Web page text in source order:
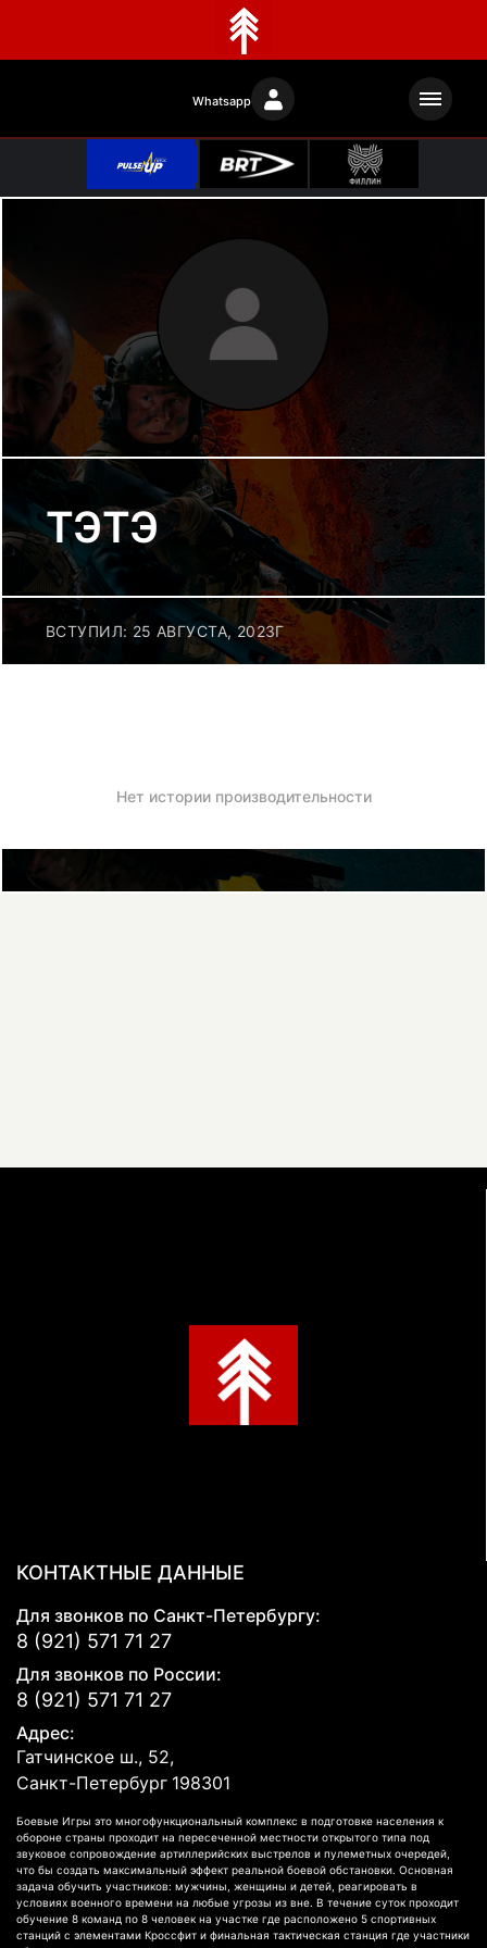
Whatsapp
ТЭТЭ
ВСТУПИЛ: 25 АВГУСТА, 2023Г
Нет истории производительности
КОНТАКТНЫЕ ДАННЫЕ
Для звонков по Санкт-Петербургу:
8 (921) 571 71 27
Для звонков по России:
8 (921) 571 71 27
Адрес:
Гатчинское ш., 52,
Санкт-Петербург 198301
Боевые Игры это многофункциональный комплекс в подготовке населения к
обороне страны проходит на пересеченной местности открытого типа под
звуковое сопровождение артиллерийских выстрелов и пулеметных очередей,
что бы создать максимальный эффект реальной боевой обстановки. Основная
задача обучить участников: мужчины, женщины и детей, реагировать в
условиях военного времени на любые угрозы из вне. В течение суток проходит
обучение 8 команд по 8 человек на участке где расположено 5 спортивных
станций с элементами Кроссфит и финальная тактическая станция где участники